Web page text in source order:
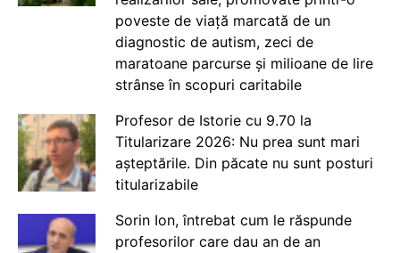
poveste de viață marcată de un
diagnostic de autism, zeci de
maratoane parcurse și milioane de lire
strânse în scopuri caritabile
Profesor de Istorie cu 9.70 la
Titularizare 2026: Nu prea sunt mari
așteptările. Din păcate nu sunt posturi
titularizabile
Sorin Ion, întrebat cum le răspunde
profesorilor care dau an de an